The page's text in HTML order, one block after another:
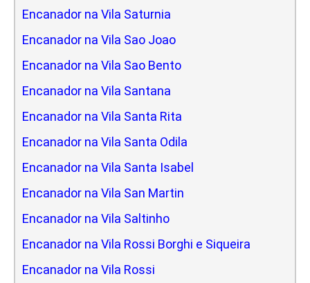
Encanador na Vila Saturnia
Encanador na Vila Sao Joao
Encanador na Vila Sao Bento
Encanador na Vila Santana
Encanador na Vila Santa Rita
Encanador na Vila Santa Odila
Encanador na Vila Santa Isabel
Encanador na Vila San Martin
Encanador na Vila Saltinho
Encanador na Vila Rossi Borghi e Siqueira
Encanador na Vila Rossi